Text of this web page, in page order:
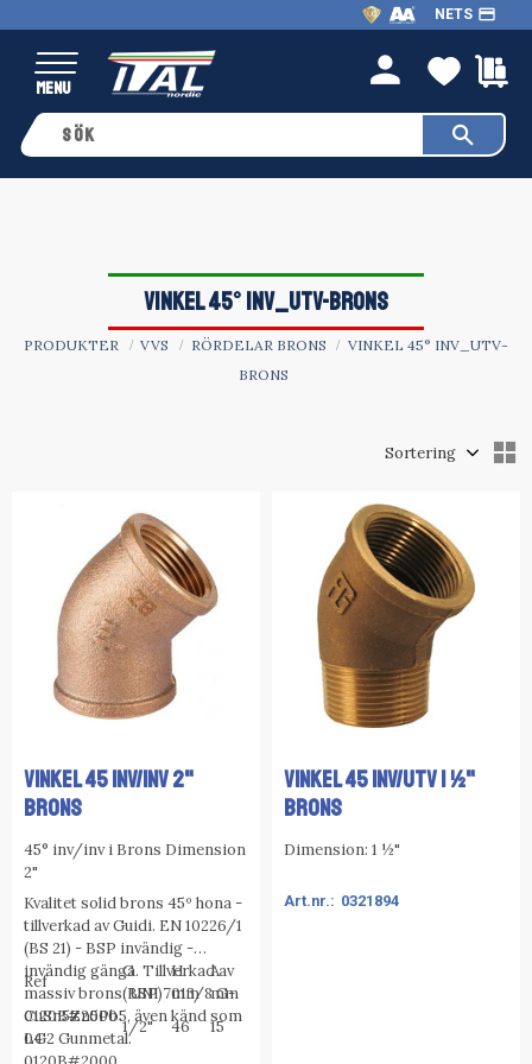
Meny
NETS payment
person
VINKEL 45° INV_UTV-BRONS
PRODUKTER VVS RÖRDELAR BRONS
VINKEL 45° INV_UTV-
BRONS
VINKEL 45 INV/INV 2"
BRONS
45° inv/inv i Brons Dimension
2"
Kvalitet solid brons 45º hona -
tillverkad av Guidi. EN 10226/1
(BS 21) - BSP invändig -
invändig gänga. Tillverkad av
massiv brons: UNI 7013/8 G-
CuSn5Zn5Pb5, även känd som
LG2 Gunmetal.
Ref
G
(BSP)
H
mm
A
mm
0120B#2000
04
1/2" 46
15
VINKEL 45 INV/UTV 1 ½"
BRONS
Dimension: 1 ½"
0321894